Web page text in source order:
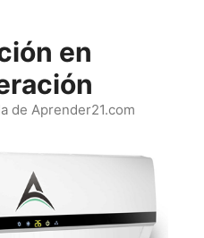
en
de Aprender21.com